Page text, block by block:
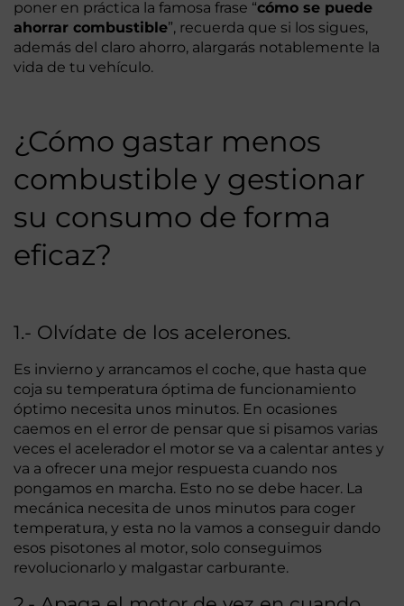
poner en práctica la famosa frase “cómo se puede
ahorrar combustible”, recuerda que si los sigues,
además del claro ahorro, alargarás notablemente la
vida de tu vehículo.
¿Cómo gastar menos
combustible y gestionar
su consumo de forma
eficaz?
1.- Olvídate de los acelerones.
Es invierno y arrancamos el coche, que hasta que
coja su temperatura óptima de funcionamiento
óptimo necesita unos minutos. En ocasiones
caemos en el error de pensar que si pisamos varias
veces el acelerador el motor se va a calentar antes y
va a ofrecer una mejor respuesta cuando nos
pongamos en marcha. Esto no se debe hacer. La
mecánica necesita de unos minutos para coger
temperatura, y esta no la vamos a conseguir dando
esos pisotones al motor, solo conseguimos
revolucionarlo y malgastar carburante.